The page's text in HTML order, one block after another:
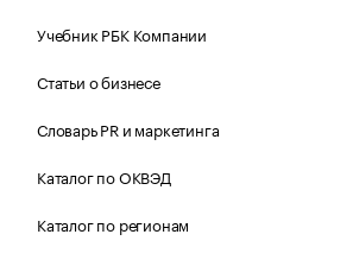
Учебник РБК Компании
Статьи о бизнесе
Словарь PR и маркетинга
Каталог по ОКВЭД
Каталог по регионам